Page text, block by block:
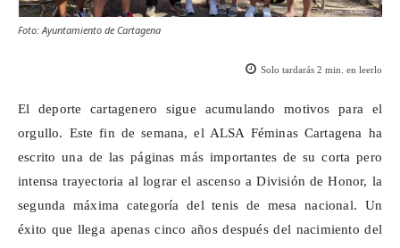
Foto: Ayuntamiento de Cartagena
Solo tardarás 2 min. en leerlo
El deporte cartagenero sigue acumulando motivos para el
orgullo. Este fin de semana, el ALSA Féminas Cartagena ha
escrito una de las páginas más importantes de su corta pero
intensa trayectoria al lograr el ascenso a División de Honor, la
segunda máxima categoría del tenis de mesa nacional. Un
éxito que llega apenas cinco años después del nacimiento del